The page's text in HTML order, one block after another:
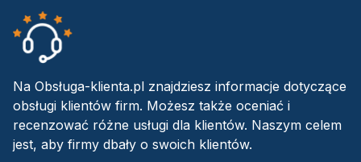
Na Obsługa-klienta.pl znajdziesz informacje dotyczące
obsługi klientów firm. Możesz także oceniać i
recenzować różne usługi dla klientów. Naszym celem
jest, aby firmy dbały o swoich klientów.